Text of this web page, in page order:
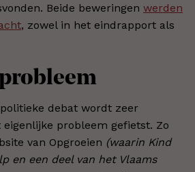
Beide beweringen werden
, zowel in het eindrapport als
debat wordt zeer
probleem gefietst. Zo
van Opgroeien (waarin Kind
en een deel van het Vlaams